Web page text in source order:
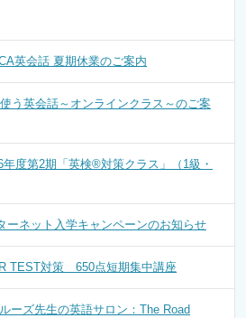
英会話 夏期休業のご案内
う英会話～オンラインクラス～のご案
年度第2期「英検®対策クラス」（1級・
ーネット入学キャンペーンのお知らせ
TEST対策 650点短期集中講座
ーズ先生の英語サロン：The Road